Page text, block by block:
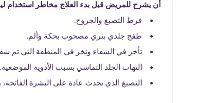
أن يشرح للمريض قبل بدء العلاج مخاطر استخدام
فرط التصبغ والجروح.
طفح جلدي بثري مصحوب بحكة وألم.
تأخر في الشفاء ونخر في المنطقة التي تم
التهاب الجلد التماسي بسبب الأدوية الموضعية.
التصبغ الذي يحدث عادة على البشرة الفاتحة، يظهر بعد 6-12